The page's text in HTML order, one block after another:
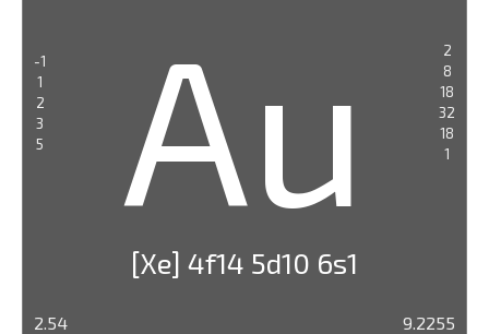
-1
1
2
3
5
Au
[Xe] 4f14 5d10 6s1
2
8
18
32
18
1
2.54 9.2255